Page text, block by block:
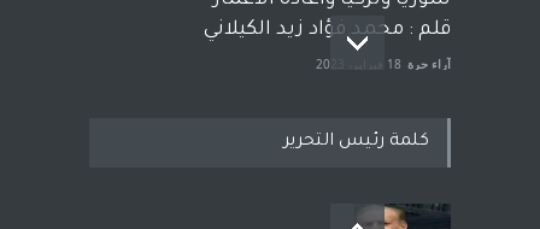
قلم : محمد فؤاد زيد الكيلاني
آراء حرة 18 فبراير، 2023
بعد معارك قضائية طاحنة كتب
كلمة رئيس التحرير